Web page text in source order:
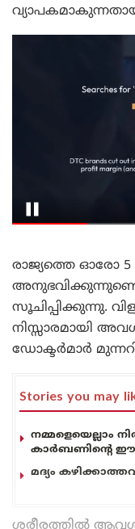
രാജ്യത്തെ ഓരോ 5
സൂചിപ്പിക്കുന്നു.
നിസ്സാരമായി
ഡോക്ടർമാർ
Stories you may
നമ്മളെയെല്ലാം
കാർബണിന്റെ ഈ
മദ്യം